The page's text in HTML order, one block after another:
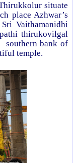
situate
place Azhwar’s
Vaithamanidhi
thirukovilgal
southern bank of
temple.